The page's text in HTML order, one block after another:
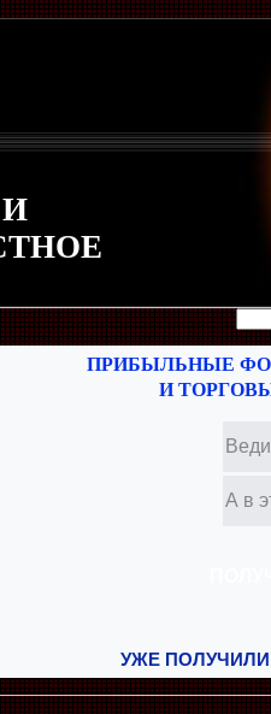
ПРИБЫЛЬНЫЕ
И
УЖЕ